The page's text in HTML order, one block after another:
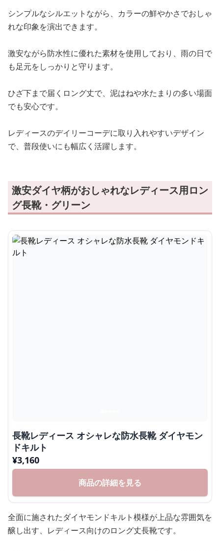
シンプルなシルエットながら、カラーの鮮やかさでおしゃ
れな印象を演出できます。
激安ながら防水性に優れた素材を使用しており、雨の日で
も足元をしっかりと守ります。
ひざ下まで届くロング丈で、泥はねや水たまりの多い場面
でも安心です。
レディースのデイリーコーデに取り入れやすいデザイン
で、普段使いにも幅広く活躍します。
激安ダイヤ柄がおしゃれなレディース用ロン
グ長靴・グリーン
長靴レディース オシャレな防水長靴 ダイヤモン
ドキルト
¥3,160
商品の詳細を見る
全面に施されたダイヤモンドキルト模様が上品な雰囲気を
醸し出す、レディース向けのロング丈長靴です。